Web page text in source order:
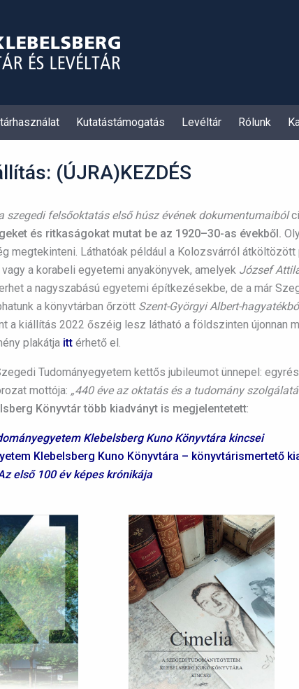
Kutatástámogatás Levéltár Rólunk
(ÚJRA)KEZDÉS
szegedi felsőoktatás első húsz évének dokumentumaiból
és ritkaságokat mutat be az 1920–30-as évekből.
megtekinteni. Láthatóak például a Kolozsvárról
a korabeli egyetemi anyakönyvek, amelyek József
a nagyszabású egyetemi építkezésekbe, de a már
a könyvtárban őrzött Szent-Györgyi Albert-
a kiállítás 2022 őszéig lesz látható a földszinten újonnan
plakátja itt érhető el.
Tudományegyetem kettős jubileumot ünnepel:
mottója: „440 éve az oktatás és a tudomány
Könyvtár több kiadványt is megjelentetett:
Klebelsberg Kuno Könyvtára kincsei
Klebelsberg Kuno Könyvtára – könyvtárismertető
első 100 év képes krónikája